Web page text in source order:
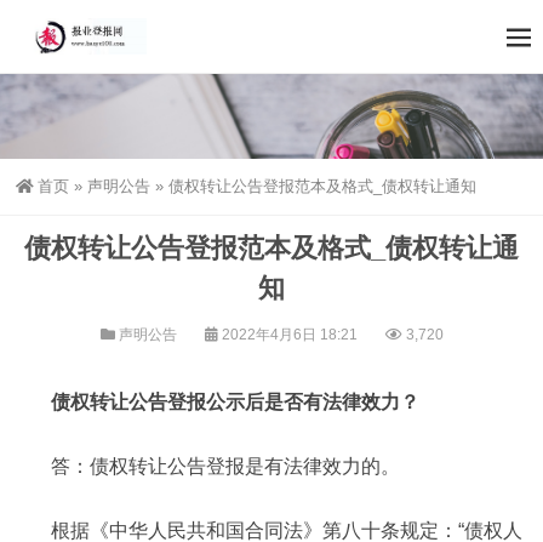
首页 » 声明公告 » 债权转让公告登报范本及格式_债权转让通知
债权转让公告登报范本及格式_债权转让通
知
声明公告 2022年4月6日 18:21 3,720
债权转让公告登报公示后是否有法律效力？
答：债权转让公告登报是有法律效力的。
根据《中华人民共和国合同法》第八十条规定：“债权人